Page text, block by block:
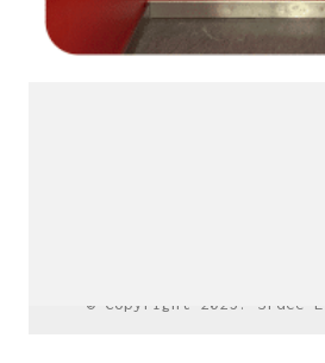
© Copyright 2025. Srdce